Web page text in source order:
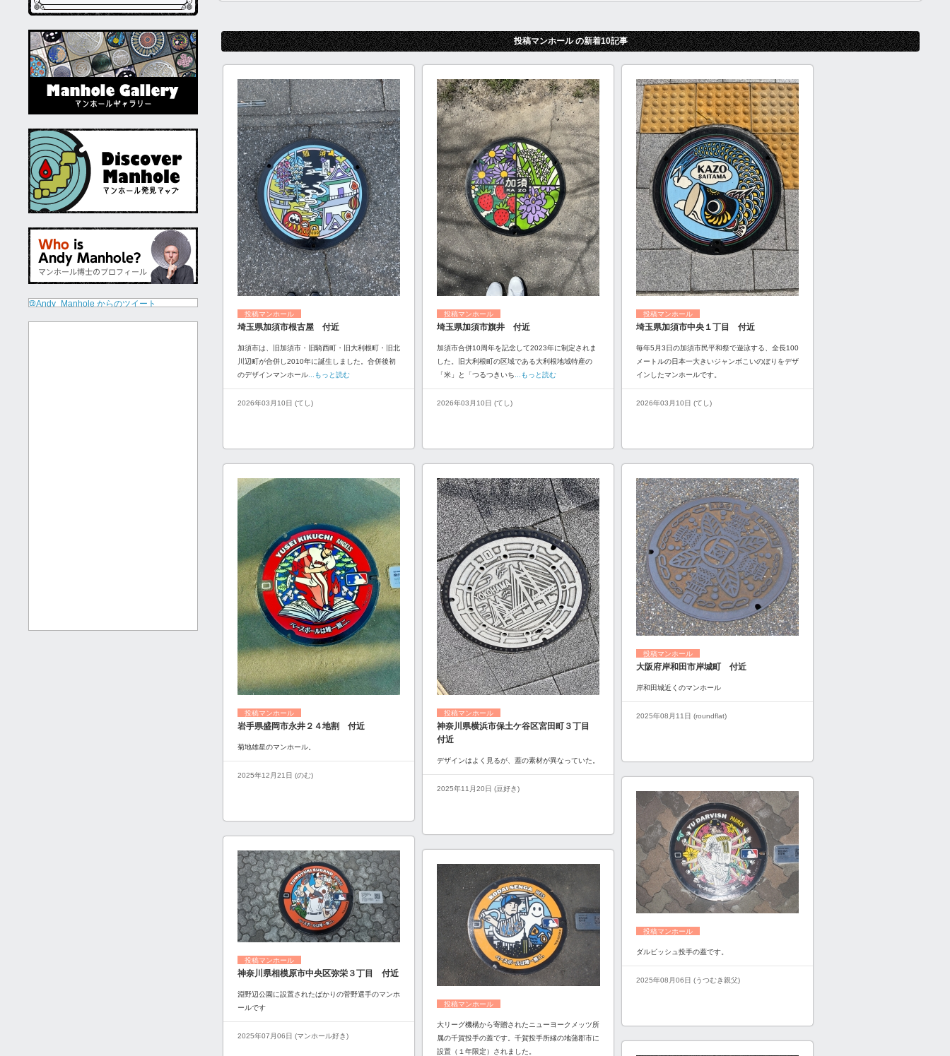
@Andy_Manhole からのツイート
投稿マンホール の新着10記事
投稿マンホール
埼玉県加須市根古屋 付近
加須市は、旧加須市・旧騎西町・旧大利根町・旧北
川辺町が合併し2010年に誕生しました。合併後初
のデザインマンホール ...もっと読む
2026年03月10日 (てし)
投稿マンホール
埼玉県加須市旗井 付近
加須市合併10周年を記念して2023年に制定されま
した。旧大利根町の区域である大利根地域特産の
「米」と「つるつきいち ...もっと読む
2026年03月10日 (てし)
投稿マンホール
埼玉県加須市中央１丁目 付近
毎年5月3日の加須市民平和祭で遊泳する、全長100
メートルの日本一大きいジャンボこいのぼりをデザ
インしたマンホールです。
2026年03月10日 (てし)
投稿マンホール
岩手県盛岡市永井２４地割 付近
菊地雄星のマンホール。
2025年12月21日 (のむ)
投稿マンホール
神奈川県横浜市保土ケ谷区宮田町３丁目
付近
デザインはよく見るが、蓋の素材が異なっていた。
2025年11月20日 (豆好き)
投稿マンホール
大阪府岸和田市岸城町 付近
岸和田城近くのマンホール
2025年08月11日 (roundflat)
投稿マンホール
ダルビッシュ投手の蓋です。
2025年08月06日 (うつむき親父)
投稿マンホール
神奈川県相模原市中央区弥栄３丁目 付近
淵野辺公園に設置されたばかりの菅野選手のマンホ
ールです
2025年07月06日 (マンホール好き)
投稿マンホール
大リーグ機構から寄贈されたニューヨークメッツ所
属の千賀投手の蓋です。千賀投手所縁の地蒲郡市に
設置（１年限定）されました。